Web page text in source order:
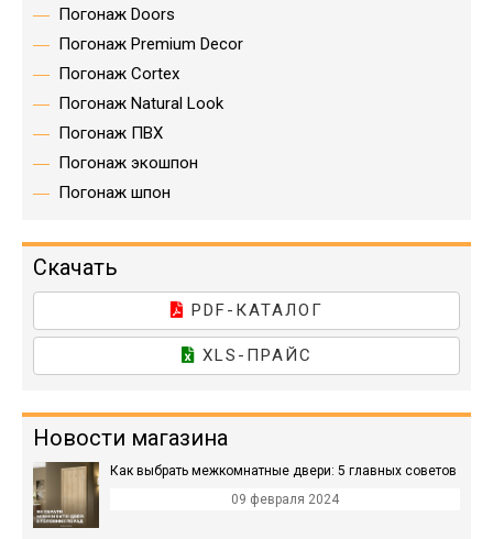
Погонаж Doors
Погонаж Premium Decor
Погонаж Cortex
Погонаж Natural Look
Погонаж ПВХ
Погонаж экошпон
Погонаж шпон
Скачать
PDF-КАТАЛОГ
XLS-ПРАЙС
Новости магазина
Как выбрать межкомнатные двери: 5 главных советов
09 февраля 2024